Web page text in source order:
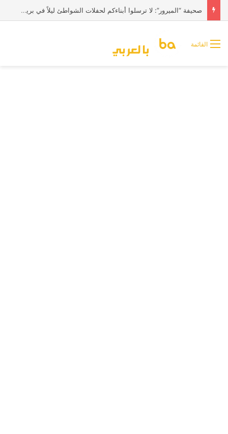
صحيفة “الميرور”: لا ترسلوا أبناءكم لحفلات الشواطئ ليلاً في بريطانيا
القائمة